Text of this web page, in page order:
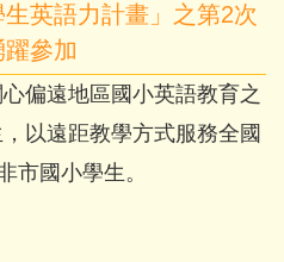
英語力計畫」之第2次
參加
偏遠地區國小英語教育之
以遠距教學方式服務全國
市國小學生。